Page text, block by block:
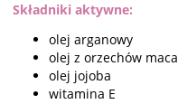
Składniki aktywne:
olej arganowy
olej z orzechów
olej jojoba
witamina E